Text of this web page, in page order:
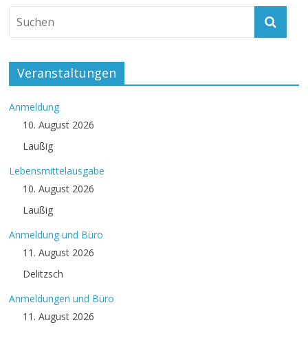
Veranstaltungen
Anmeldung
10. August 2026
Laußig
Lebensmittelausgabe
10. August 2026
Laußig
Anmeldung und Büro
11. August 2026
Delitzsch
Anmeldungen und Büro
11. August 2026